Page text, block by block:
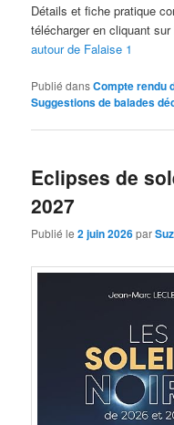
Détails et fiche pratique
télécharger en cliquant
autour de Falaise 1
Publié dansCompte rendu
Suggestions de balades
Eclipses de
2027
Publié le2 juin 2026par